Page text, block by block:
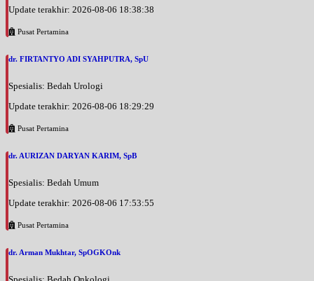
Update terakhir: 2026-08-06 18:38:38
Pusat Pertamina
dr. FIRTANTYO ADI SYAHPUTRA, SpU
Spesialis: Bedah Urologi
Update terakhir: 2026-08-06 18:29:29
Pusat Pertamina
dr. AURIZAN DARYAN KARIM, SpB
Spesialis: Bedah Umum
Update terakhir: 2026-08-06 17:53:55
Pusat Pertamina
dr. Arman Mukhtar, SpOGKOnk